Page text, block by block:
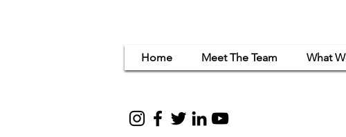
Home Meet The Team What